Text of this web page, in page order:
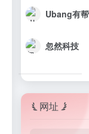
忽然科技
网址